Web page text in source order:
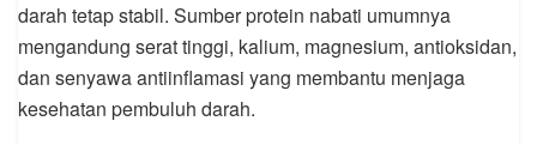
darah tetap stabil. Sumber protein nabati umumnya
mengandung serat tinggi, kalium, magnesium, antioksidan,
dan senyawa antiinflamasi yang membantu menjaga
kesehatan pembuluh darah.